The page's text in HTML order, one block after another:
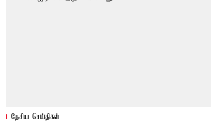
தேசிய செய்திகள்